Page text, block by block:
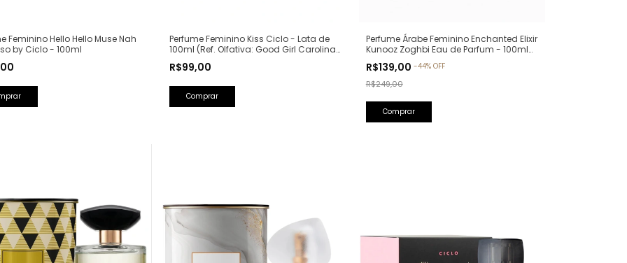
Feminino Hello Hello Muse Nah
by Ciclo - 100ml
Perfume Feminino Kiss Ciclo - Lata de
100ml (Ref. Olfativa: Good Girl Carolina
R$99,00
Perfume Árabe Feminino Enchanted Elixir
Kunooz Zoghbi Eau de Parfum - 100ml
Chanel)
R$139,00 -44% OFF
R$249,00